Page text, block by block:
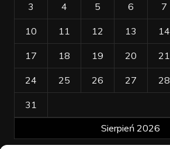
Sierpień 2026
3 4 5 6 7
10 11 12 13 14
17 18 19 20 21
24 25 26 27 28
31